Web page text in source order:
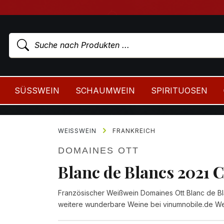
SÜSSWEIN SCHAUMWEIN SPIRITUOSEN
WEISSWEIN FRANKREICH
DOMAINES OTT
Blanc de Blancs 2021
Französischer Weißwein Domaines Ott Blanc de
weitere wunderbare Weine bei vinumnobile.de